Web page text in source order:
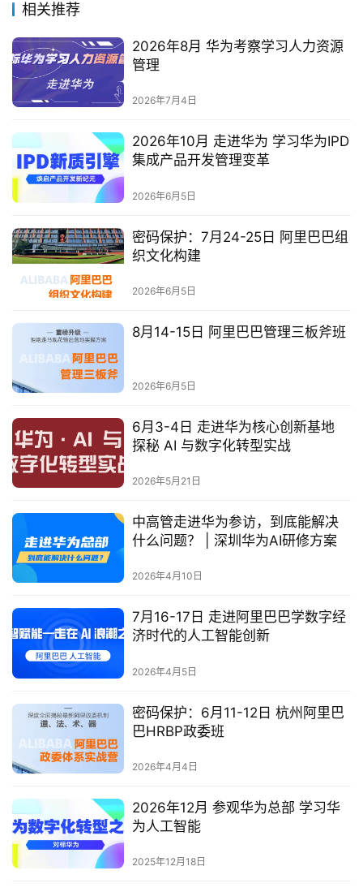
相关推荐
2026年8月 华为考察学习人力资源
管理
2026年7月4日
2026年10月 走进华为 学习华为IPD
集成产品开发管理变革
2026年6月5日
密码保护：7月24-25日 阿里巴巴组
织文化构建
2026年6月5日
8月14-15日 阿里巴巴管理三板斧班
2026年6月5日
6月3-4日 走进华为核心创新基地
探秘 AI 与数字化转型实战
2026年5月21日
中高管走进华为参访，到底能解决
什么问题？ | 深圳华为AI研修方案
2026年4月10日
7月16-17日 走进阿里巴巴学数字经
济时代的人工智能创新
2026年4月5日
密码保护：6月11-12日 杭州阿里巴
巴HRBP政委班
2026年4月4日
2026年12月 参观华为总部 学习华
为人工智能
2025年12月18日